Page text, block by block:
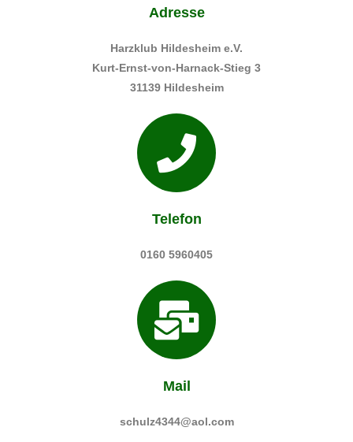
Adresse
Harzklub Hildesheim e.V.
Kurt-Ernst-von-Harnack-Stieg 3
31139 Hildesheim
Telefon
0160 5960405
Mail
schulz4344@aol.com